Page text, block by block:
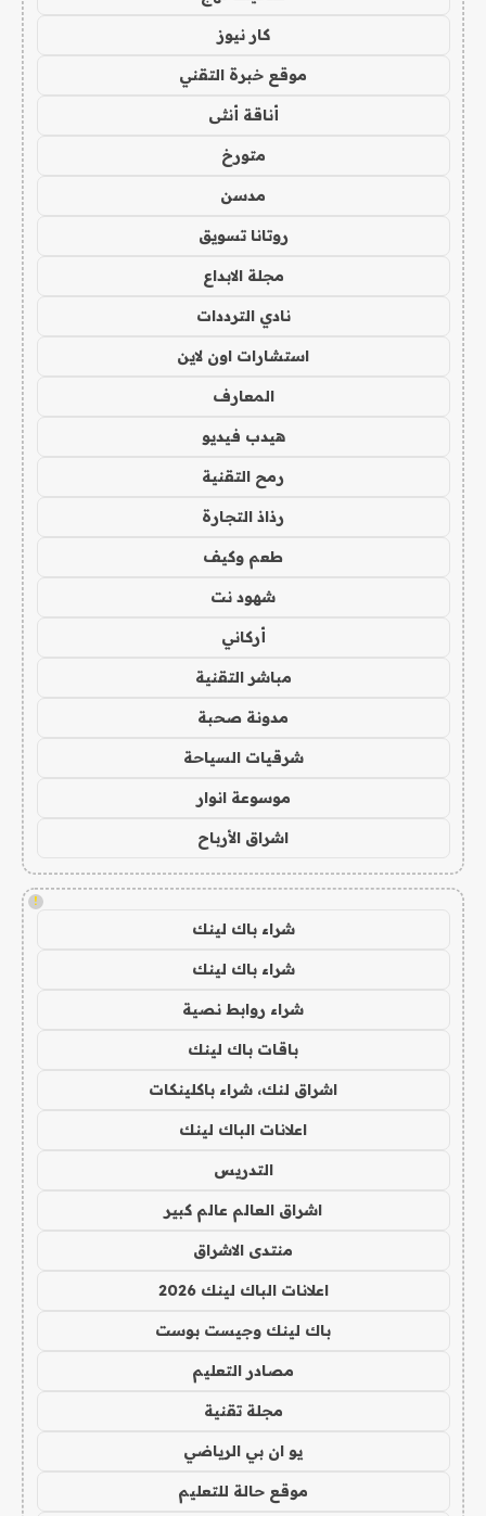
كار نيوز
موقع خبرة التقني
أناقة أنثى
متورخ
مدسن
روتانا تسويق
مجلة الابداع
نادي الترددات
استشارات اون لاين
المعارف
هيدب فيديو
رمح التقنية
رذاذ التجارة
طعم وكيف
شهود نت
أركاني
مباشر التقنية
مدونة صحبة
شرقيات السياحة
موسوعة انوار
اشراق الأرباح
!
شراء باك لينك
شراء باك لينك
شراء روابط نصية
باقات باك لينك
اشراق لنك، شراء باكلينكات
اعلانات الباك لينك
التدريس
اشراق العالم عالم كبير
منتدى الاشراق
اعلانات الباك لينك 2026
باك لينك وجيست بوست
مصادر التعليم
مجلة تقنية
يو ان بي الرياضي
موقع حالة للتعليم